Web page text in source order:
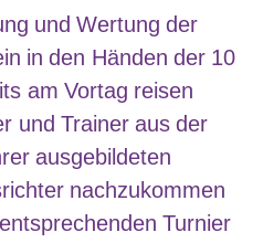
und Wertung der
in den Händen der 10
am Vortag reisen
und Trainer aus der
ausgebildeten
nachzukommen
Turnier